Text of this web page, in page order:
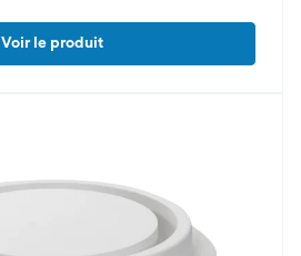
Voir le produit